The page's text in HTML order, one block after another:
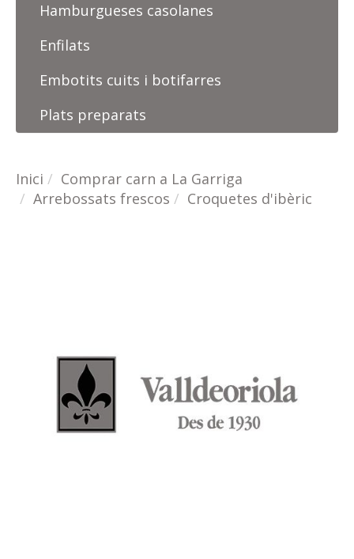
Hamburgueses casolanes
Enfilats
Embotits cuits i botifarres
Plats preparats
Inici
Comprar carn a La Garriga
Arrebossats frescos
Croquetes d'ibèric